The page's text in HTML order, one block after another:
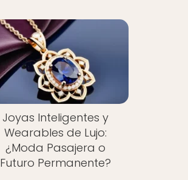
Joyas Inteligentes y
Wearables de Lujo:
¿Moda Pasajera o
Futuro Permanente?